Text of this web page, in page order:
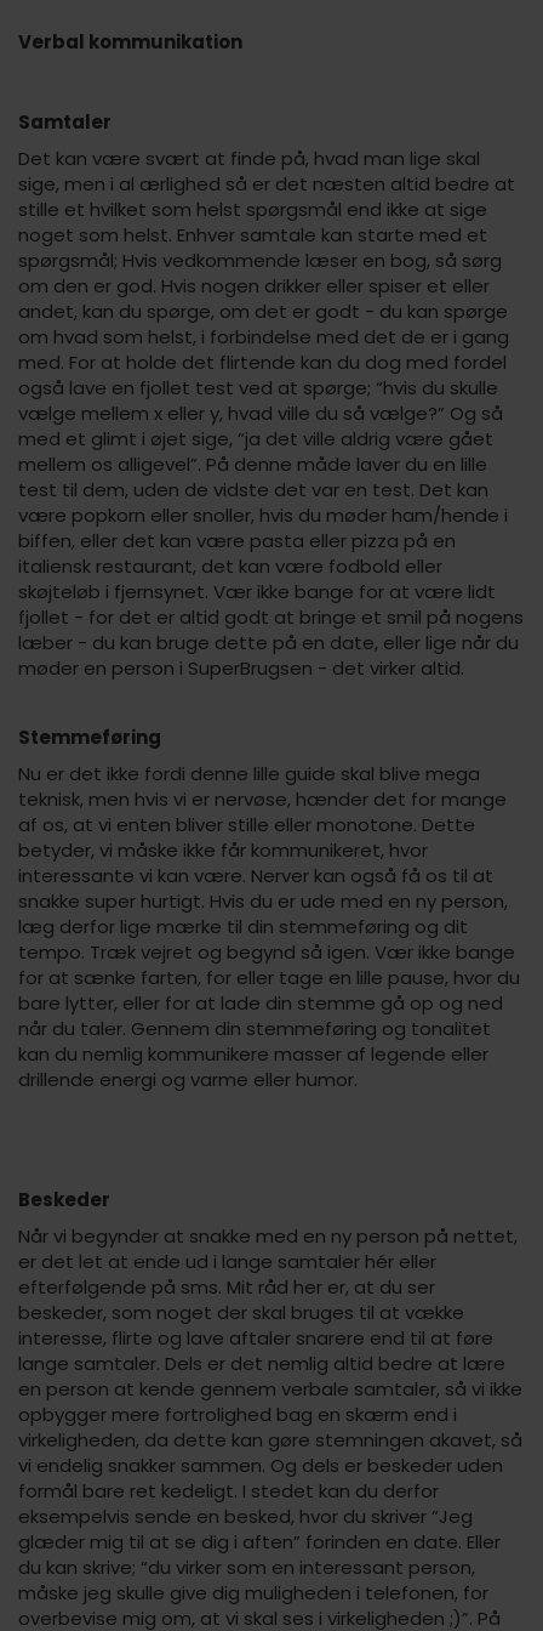
Verbal kommunikation
Samtaler
Det kan være svært at finde på, hvad man lige skal
sige, men i al ærlighed så er det næsten altid bedre at
stille et hvilket som helst spørgsmål end ikke at sige
noget som helst. Enhver samtale kan starte med et
spørgsmål; Hvis vedkommende læser en bog, så sørg
om den er god. Hvis nogen drikker eller spiser et eller
andet, kan du spørge, om det er godt - du kan spørge
om hvad som helst, i forbindelse med det de er i gang
med. For at holde det flirtende kan du dog med fordel
også lave en fjollet test ved at spørge; “hvis du skulle
vælge mellem x eller y, hvad ville du så vælge?” Og så
med et glimt i øjet sige, “ja det ville aldrig være gået
mellem os alligevel”. På denne måde laver du en lille
test til dem, uden de vidste det var en test. Det kan
være popkorn eller snoller, hvis du møder ham/hende i
biffen, eller det kan være pasta eller pizza på en
italiensk restaurant, det kan være fodbold eller
skøjteløb i fjernsynet. Vær ikke bange for at være lidt
fjollet - for det er altid godt at bringe et smil på nogens
læber - du kan bruge dette på en date, eller lige når du
møder en person i SuperBrugsen - det virker altid.
Stemmeføring
Nu er det ikke fordi denne lille guide skal blive mega
teknisk, men hvis vi er nervøse, hænder det for mange
af os, at vi enten bliver stille eller monotone. Dette
betyder, vi måske ikke får kommunikeret, hvor
interessante vi kan være. Nerver kan også få os til at
snakke super hurtigt. Hvis du er ude med en ny person,
læg derfor lige mærke til din stemmeføring og dit
tempo. Træk vejret og begynd så igen. Vær ikke bange
for at sænke farten, for eller tage en lille pause, hvor du
bare lytter, eller for at lade din stemme gå op og ned
når du taler. Gennem din stemmeføring og tonalitet
kan du nemlig kommunikere masser af legende eller
drillende energi og varme eller humor.
Beskeder
Når vi begynder at snakke med en ny person på nettet,
er det let at ende ud i lange samtaler hér eller
efterfølgende på sms. Mit råd her er, at du ser
beskeder, som noget der skal bruges til at vække
interesse, flirte og lave aftaler snarere end til at føre
lange samtaler. Dels er det nemlig altid bedre at lære
en person at kende gennem verbale samtaler, så vi ikke
opbygger mere fortrolighed bag en skærm end i
virkeligheden, da dette kan gøre stemningen akavet, så
vi endelig snakker sammen. Og dels er beskeder uden
formål bare ret kedeligt. I stedet kan du derfor
eksempelvis sende en besked, hvor du skriver “Jeg
glæder mig til at se dig i aften” forinden en date. Eller
du kan skrive; “du virker som en interessant person,
måske jeg skulle give dig muligheden i telefonen, for
overbevise mig om, at vi skal ses i virkeligheden ;)”. På